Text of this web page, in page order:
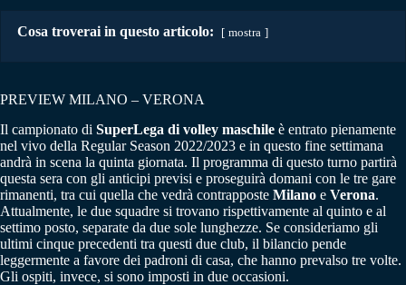
Cosa troverai in questo articolo: mostra
PREVIEW MILANO – VERONA
Il campionato di SuperLega di volley maschile è entrato pienamente
nel vivo della Regular Season 2022/2023 e in questo fine settimana
andrà in scena la quinta giornata. Il programma di questo turno partirà
questa sera con gli anticipi previsi e proseguirà domani con le tre gare
rimanenti, tra cui quella che vedrà contrapposte Milano e Verona.
Attualmente, le due squadre si trovano rispettivamente al quinto e al
settimo posto, separate da due sole lunghezze. Se consideriamo gli
ultimi cinque precedenti tra questi due club, il bilancio pende
leggermente a favore dei padroni di casa, che hanno prevalso tre volte.
Gli ospiti, invece, si sono imposti in due occasioni.